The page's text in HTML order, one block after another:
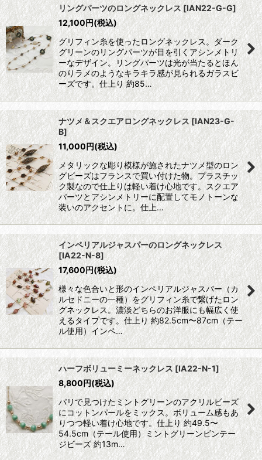
リングパーツのロングネックレス [IAN22-G-G]
12,100円(税込)
グリフィン糸を使ったロングネックレス。ダーク
グリーンのリングパーツが目を引くアシンメトリ
ーなデザイン。リングパーツは光が当たるとほん
のりラメのようなキラキラ感が見られるガラスビ
ーズです。仕上り 約85…
ナツメ＆スクエアロングネックレス [IAN23-G-
B]
11,000円(税込)
メタリックな彫り模様が施されたナツメ型のロン
グビーズはフランスで買い付けた物。プラスチッ
ク製なので仕上りは軽い着け心地です。スクエア
パーツとアシンメトリーに配置してモノトーンな
装いのアクセントに。仕上…
インペリアルジャスパーのロングネックレス
[IA22-N-8]
17,600円(税込)
様々な色合いと形のインペリアルジャスパー（カ
ルセドニーの一種）をグリフィン糸で繋げたロン
グネックレス。濃淡どちらのお洋服にも幅広く使
えるタイプです。仕上り 約82.5cm〜87cm（テー
ル使用）インペ…
ハーフボリューミーネックレス [IA22-N-1]
8,800円(税込)
パリで見つけたミントグリーンのアクリルビーズ
にコットンパールをミックス。ボリューム感もあ
りつつ軽い着け心地です。仕上り 約49.5〜
54.5cm（テール使用）ミントグリーンビンテー
ジビーズ 約13m…